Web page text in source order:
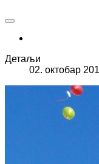
Детаљи
02. октобар